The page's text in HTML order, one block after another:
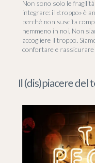
Non sono solo le
integrare: il «troppo» è
perché non suscita
nemmeno in noi. Non
accogliere il troppo.
confortare e
Il (dis)piacere del